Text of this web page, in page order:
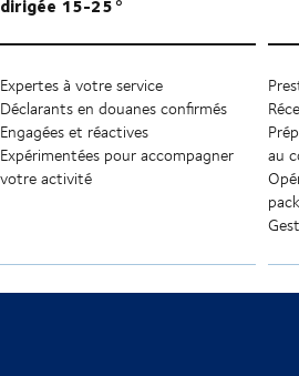
dirigée 15-25°
Expertes à votre service
Déclarants en douanes confirmés
Engagées et réactives
Expérimentées pour accompagner
votre activité
au